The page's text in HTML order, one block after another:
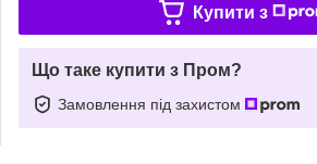
Купити з
Що таке купити з Пром?
Замовлення під захистом